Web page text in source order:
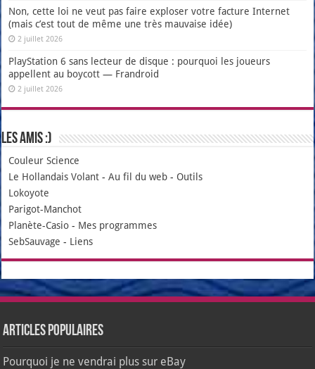
Non, cette loi ne veut pas faire exploser votre facture Internet
(mais c’est tout de même une très mauvaise idée)
2 juillet 2026
PlayStation 6 sans lecteur de disque : pourquoi les joueurs
appellent au boycott — Frandroid
2 juillet 2026
Les amis :)
Couleur Science
Le Hollandais Volant -Au fil du web - Outils
Lokoyote
Parigot-Manchot
Planète-Casio - Mes programmes
SebSauvage - Liens
Articles populaires
Pourquoi je ne vendrai plus sur eBay